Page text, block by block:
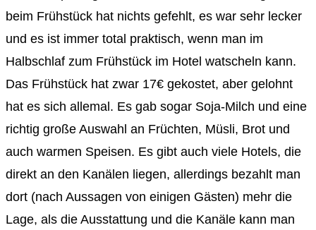
beim Frühstück hat nichts gefehlt, es war sehr lecker
und es ist immer total praktisch, wenn man im
Halbschlaf zum Frühstück im Hotel watscheln kann.
Das Frühstück hat zwar 17€ gekostet, aber gelohnt
hat es sich allemal. Es gab sogar Soja-Milch und eine
richtig große Auswahl an Früchten, Müsli, Brot und
auch warmen Speisen. Es gibt auch viele Hotels, die
direkt an den Kanälen liegen, allerdings bezahlt man
dort (nach Aussagen von einigen Gästen) mehr die
Lage, als die Ausstattung und die Kanäle kann man